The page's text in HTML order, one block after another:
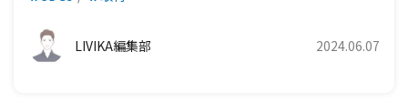
LIVIKA編集部 2024.06.07